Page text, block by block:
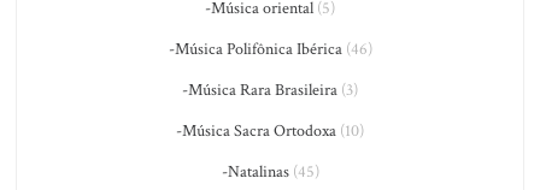
-Música oriental (5)
-Música Polifônica Ibérica(46)
-Música Rara Brasileira (3)
-Música Sacra Ortodoxa (10)
-Natalinas(45)